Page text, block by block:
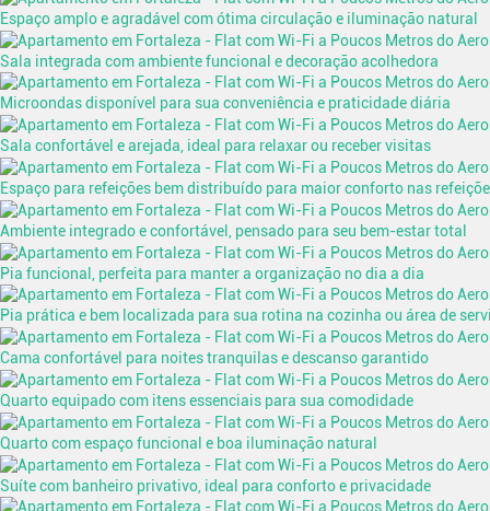
Espaço amplo e agradável com ótima circulação e iluminação natural
Sala integrada com ambiente funcional e decoração acolhedora
Microondas disponível para sua conveniência e praticidade diária
Sala confortável e arejada, ideal para relaxar ou receber visitas
Espaço para refeições bem distribuído para maior conforto nas refeiçõe
Ambiente integrado e confortável, pensado para seu bem-estar total
Pia funcional, perfeita para manter a organização no dia a dia
Pia prática e bem localizada para sua rotina na cozinha ou área de
Cama confortável para noites tranquilas e descanso garantido
Quarto equipado com itens essenciais para sua comodidade
Quarto com espaço funcional e boa iluminação natural
Suíte com banheiro privativo, ideal para conforto e privacidade